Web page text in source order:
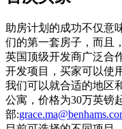
助房计划的成功不仅意
们的第一套房子，而且
英国顶级开发商广泛合
开发项目，买家可以使
我们可以就合适的地区
公寓，价格为30万英镑
部: